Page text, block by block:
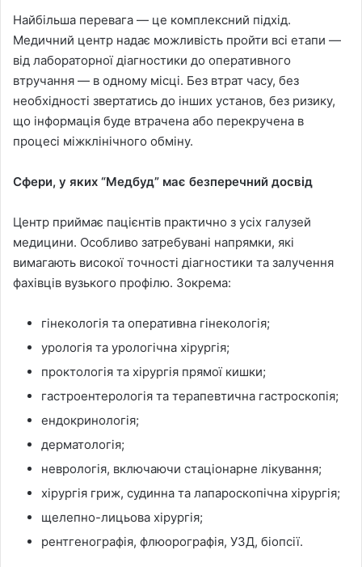
Найбільша перевага — це комплексний підхід.
Медичний центр надає можливість пройти всі етапи —
від лабораторної діагностики до оперативного
втручання — в одному місці. Без втрат часу, без
необхідності звертатись до інших установ, без ризику,
що інформація буде втрачена або перекручена в
процесі міжклінічного обміну.
Сфери, у яких “Медбуд” має безперечний досвід
Центр приймає пацієнтів практично з усіх галузей
медицини. Особливо затребувані напрямки, які
вимагають високої точності діагностики та залучення
фахівців вузького профілю. Зокрема:
гінекологія та оперативна гінекологія;
урологія та урологічна хірургія;
проктологія та хірургія прямої кишки;
гастроентерологія та терапевтична гастроскопія;
ендокринологія;
дерматологія;
неврологія, включаючи стаціонарне лікування;
хірургія гриж, судинна та лапароскопічна хірургія;
щелепно-лицьова хірургія;
рентгенографія, флюорографія, УЗД, біопсії.